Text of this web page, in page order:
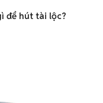
để hút tài lộc?